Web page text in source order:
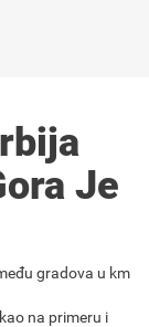
Je
gradova u km
na primeru i